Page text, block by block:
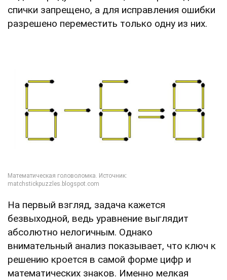
спички запрещено, а для исправления ошибки
разрешено переместить только одну из них.
На первый взгляд, задача кажется
безвыходной, ведь уравнение выглядит
абсолютно нелогичным. Однако
внимательный анализ показывает, что ключ к
решению кроется в самой форме цифр и
математических знаков. Именно мелкая